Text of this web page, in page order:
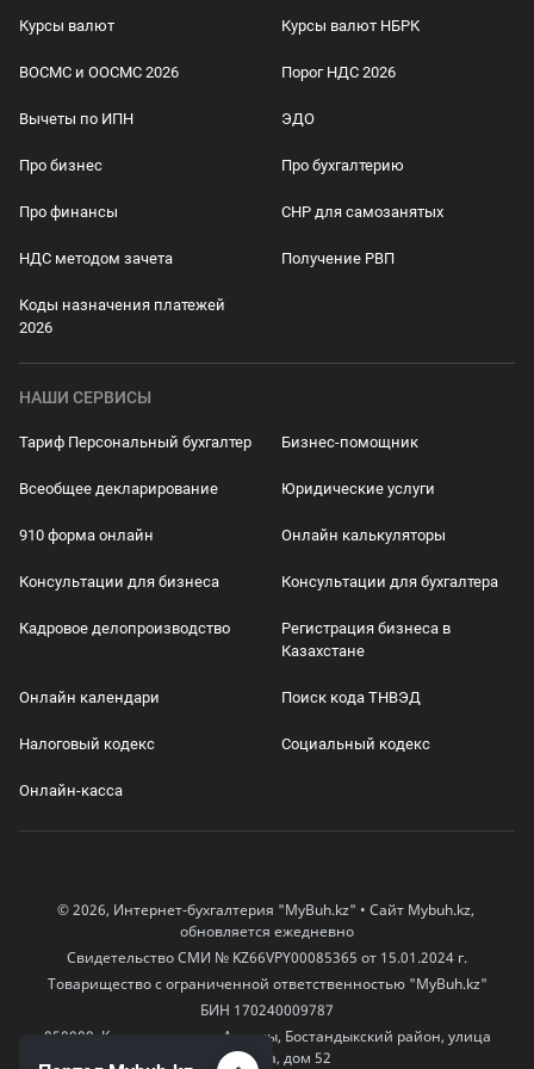
Курсы валют Курсы валют НБРК
ВОСМС и ООСМС 2026 Порог НДС 2026
Вычеты по ИПН ЭДО
Про бизнес Про бухгалтерию
Про финансы СНР для самозанятых
НДС методом зачета Получение РВП
Коды назначения платежей
2026
НАШИ СЕРВИСЫ
Тариф Персональный бухгалтер Бизнес-помощник
Всеобщее декларирование Юридические услуги
910 форма онлайн Онлайн калькуляторы
Консультации для бизнеса Консультации для бухгалтера
Кадровое делопроизводство
Регистрация бизнеса в
Казахстане
Онлайн календари Поиск кода ТНВЭД
Налоговый кодекс Социальный кодекс
Онлайн-касса
© 2026, Интернет-бухгалтерия "MyBuh.kz" • Сайт Mybuh.kz,
обновляется ежедневно
Свидетельство СМИ № KZ66VPY00085365 от 15.01.2024 г.
Товарищество с ограниченной ответственностью "MyBuh.kz"
БИН 170240009787
050000, Казахстан, город Алматы, Бостандыкский район, улица
Егизбаева, дом 52